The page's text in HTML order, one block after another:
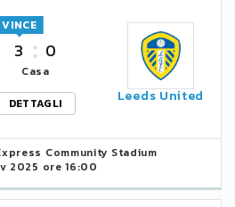
3
VINCE
0
Casa
DETTAGLI
Leeds United
Community Stadium
2025 ore 16:00